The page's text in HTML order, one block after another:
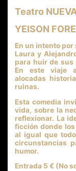
Teatro
YEISON
En un intento
Laura y
para huir de sus
En este viaje
alocadas
ruinas.
Esta comedia
vida, sobre la
reflexionar. La
ficción donde
al igual que
circunstancias
humor.
Entrada 5 € (No